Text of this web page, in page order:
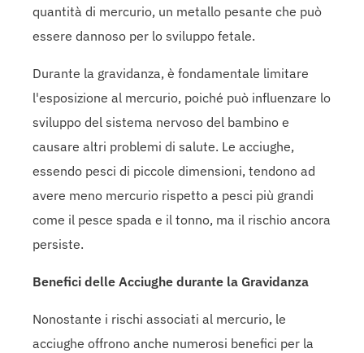
quantità di mercurio, un metallo pesante che può
essere dannoso per lo sviluppo fetale.
Durante la gravidanza, è fondamentale limitare
l'esposizione al mercurio, poiché può influenzare lo
sviluppo del sistema nervoso del bambino e
causare altri problemi di salute. Le acciughe,
essendo pesci di piccole dimensioni, tendono ad
avere meno mercurio rispetto a pesci più grandi
come il pesce spada e il tonno, ma il rischio ancora
persiste.
Benefici delle Acciughe durante la Gravidanza
Nonostante i rischi associati al mercurio, le
acciughe offrono anche numerosi benefici per la